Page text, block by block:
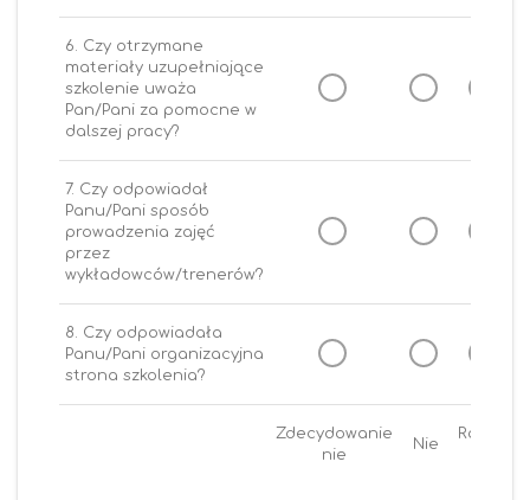
Zdecydowanie
nie
Nie
Raczej
6. Czy otrzymane
materiały uzupełniające
szkolenie uważa
Pan/Pani za pomocne w
dalszej pracy?
7. Czy odpowiadał
Panu/Pani sposób
prowadzenia zajęć
przez
wykładowców/trenerów?
8. Czy odpowiadała
Panu/Pani organizacyjna
strona szkolenia?